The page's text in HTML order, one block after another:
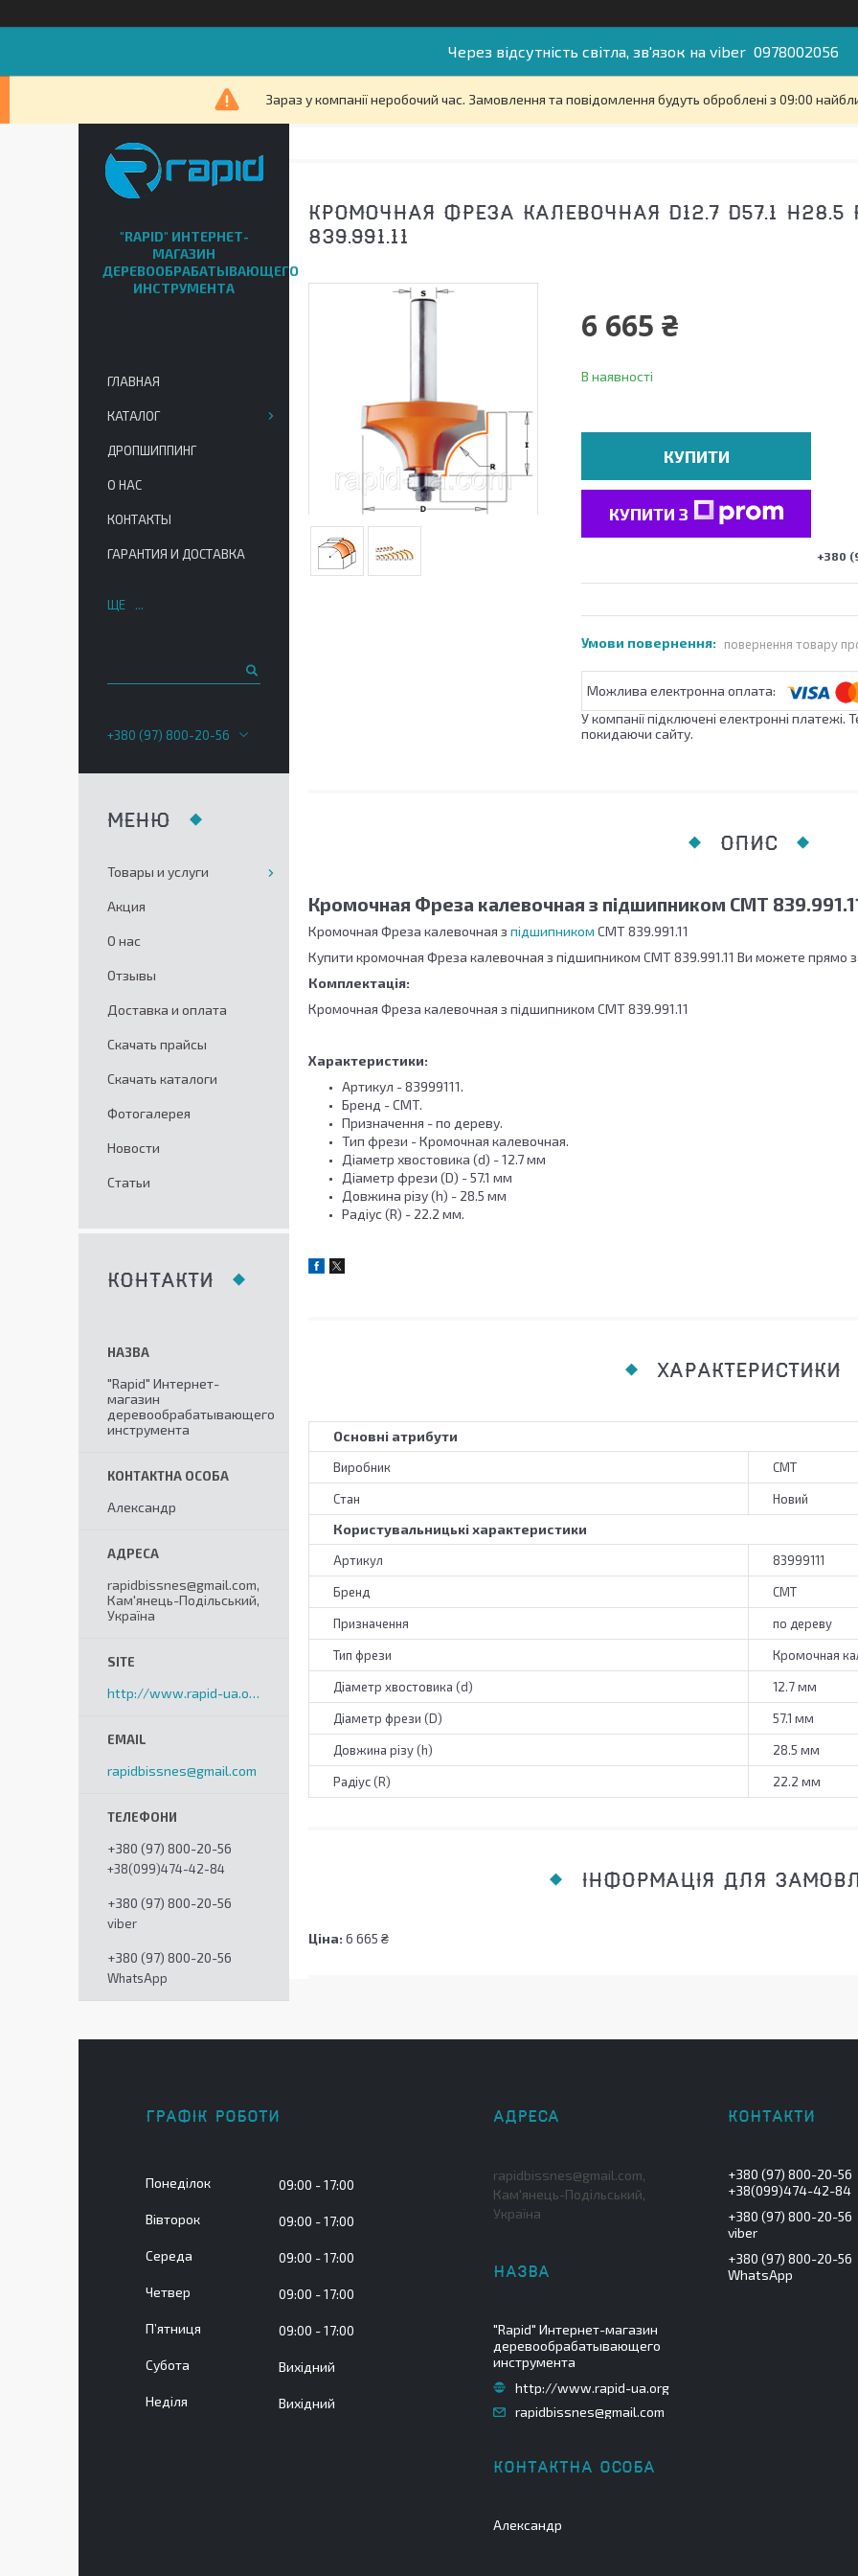
Через відсутність світла, зв'язок на viber 0978002056
Зараз у компанії неробочий час. Замовлення та повідомлення будуть оброблені з 09:00
КРОМОЧНАЯ ФРЕЗА КАЛЕВОЧНАЯ D12.7 D57.1
839.991.11
6 665 ₴
В наявності
КУПИТИ
КУПИТИ З
+380
повернення товару
У компанії підключені електронні
покидаючи сайту.
ОПИС
Кромочная Фреза калевочная з підшипником СМТ
Кромочная Фреза калевочная з підшипником СМТ 839.991.11
Купити кромочная Фреза калевочная з підшипником СМТ 839.991.11 Ви можете прямо
Комплектація:
Кромочная Фреза калевочная з підшипником СМТ 839.991.11
Характеристики:
Артикул - 83999111.
Бренд - CMT.
Призначення - по дереву.
Тип фрези - Кромочная калевочная.
Діаметр хвостовика (d) - 12.7 мм
Діаметр фрези (D) - 57.1 мм
Довжина різу (h) - 28.5 мм
Радіус (R) - 22.2 мм.
ХАРАКТЕРИСТИКИ
Основні атрибути
Виробник CMT
Стан Новий
Користувальницькі характеристики
Артикул 83999111
Бренд CMT
Призначення по дереву
Тип фрези Кромочная
Діаметр хвостовика (d) 12.7 мм
Діаметр фрези (D) 57.1 мм
Довжина різу (h) 28.5 мм
Радіус (R) 22.2 мм
ІНФОРМАЦІЯ ДЛЯ
Ціна: 6 665 ₴
"RAPID" ИНТЕРНЕТ-
МАГАЗИН
ДЕРЕВООБРАБАТЫВАЮЩЕГО
ИНСТРУМЕНТА
ГЛАВНАЯ
КАТАЛОГ
ДРОПШИППИНГ
О НАС
КОНТАКТЫ
ГАРАНТИЯ И ДОСТАВКА
ЩЕ
+380 (97) 800-20-56
Товары и услуги
Акция
О нас
Отзывы
Доставка и оплата
Скачать прайсы
Скачать каталоги
Фотогалерея
Новости
Статьи
КОНТАКТИ
"Rapid" Интернет-
магазин
деревообрабатывающего
инструмента
Александр
rapidbissnes@gmail.com,
Кам'янець-Подільський,
Україна
http://www.rapid-ua.org
rapidbissnes@gmail.com
+380 (97) 800-20-56
+38(099)474-42-84
+380 (97) 800-20-56
viber
+380 (97) 800-20-56
WhatsApp
ГРАФІК РОБОТИ
Понеділок 09:00 17:00
Вівторок 09:00 17:00
Середа 09:00 17:00
Четвер 09:00 17:00
Пʼятниця 09:00 17:00
Субота Вихідний
Неділя Вихідний
rapidbissnes@gmail.com,
Кам'янець-Подільський,
Україна
"Rapid" Интернет-магазин
деревообрабатывающего
инструмента
http://www.rapid-ua.org
rapidbissnes@gmail.com
Александр
+380 (97) 800-20-56
+38(099)474-42-84
+380 (97) 800-20-56
viber
+380 (97) 800-20-56
WhatsApp